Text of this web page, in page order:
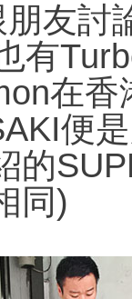
友討
有
在
便
的
同)